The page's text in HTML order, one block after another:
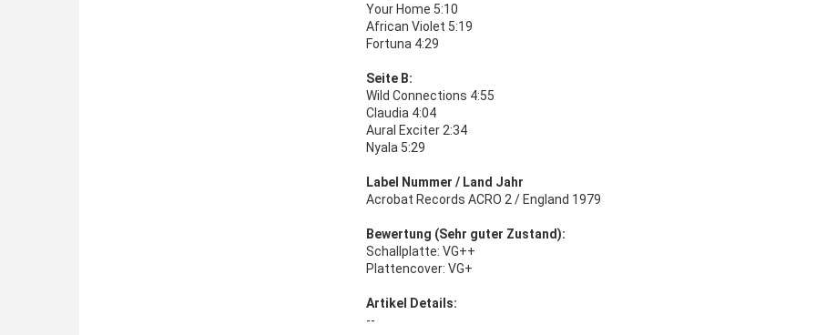
Your Home 5:10
African Violet 5:19
Fortuna 4:29
Seite B:
Wild Connections 4:55
Claudia 4:04
Aural Exciter 2:34
Nyala 5:29
Label Nummer / Land Jahr
Acrobat Records ACRO 2 / England 1979
Bewertung (Sehr guter Zustand):
Schallplatte: VG++
Plattencover: VG+
Artikel Details:
--